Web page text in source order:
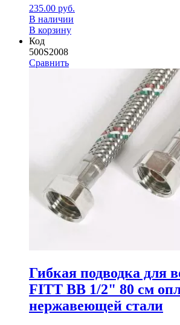
235.00 руб.
В наличии
В корзину
Код
500S2008
Сравнить
Гибкая подводка для
FITT ВВ 1/2" 80 см
нержавеющей стали